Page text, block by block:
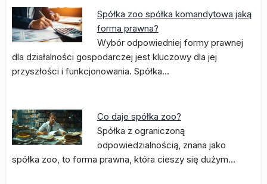
Spółka zoo spółka komandytowa jaką
forma prawna?
Wybór odpowiedniej formy prawnej
dla działalności gospodarczej jest kluczowy dla jej
przyszłości i funkcjonowania. Spółka…
Co daje spółka zoo?
Spółka z ograniczoną
odpowiedzialnością, znana jako
spółka zoo, to forma prawna, która cieszy się dużym…